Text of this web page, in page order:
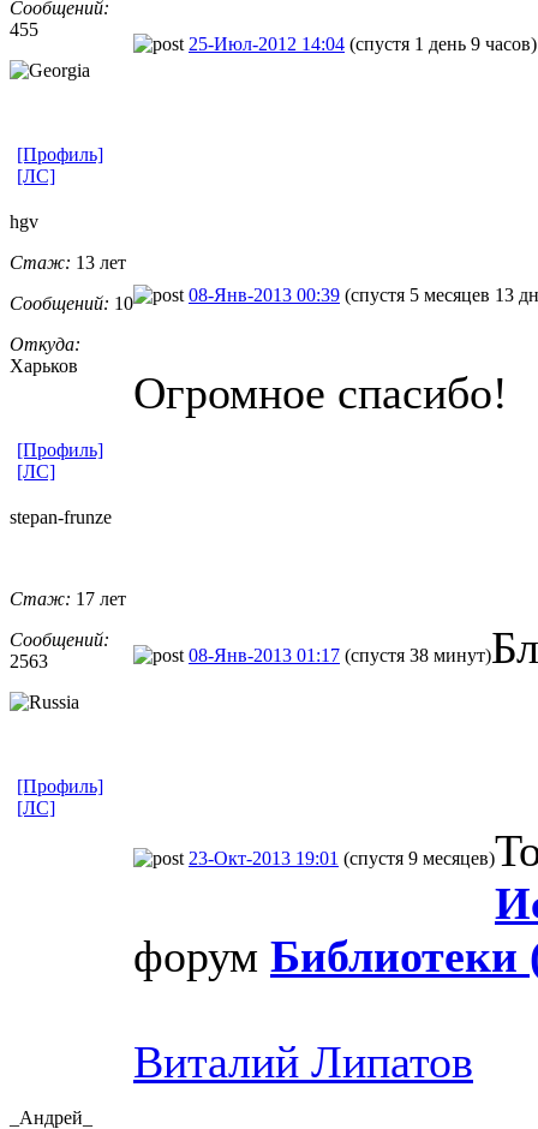
Сообщений:
455
25-Июл-2012 14:04 (спустя 1 день 9 часов)
[Профиль]
[ЛС]
hgv
Стаж: 13 лет
Сообщений: 10
Откуда:
Харьков
08-Янв-2013 00:39 (спустя 5 месяцев 13
Огромное спасибо!
[Профиль]
[ЛС]
stepan-frunz​e
Стаж: 17 лет
Сообщений:
2563
08-Янв-2013 01:17 (спустя 38 минут)
[Профиль]
[ЛС]
23-Окт-2013 19:01 (спустя 9 месяцев)
форум Библиотеки
Виталий Липатов
_Андрей_